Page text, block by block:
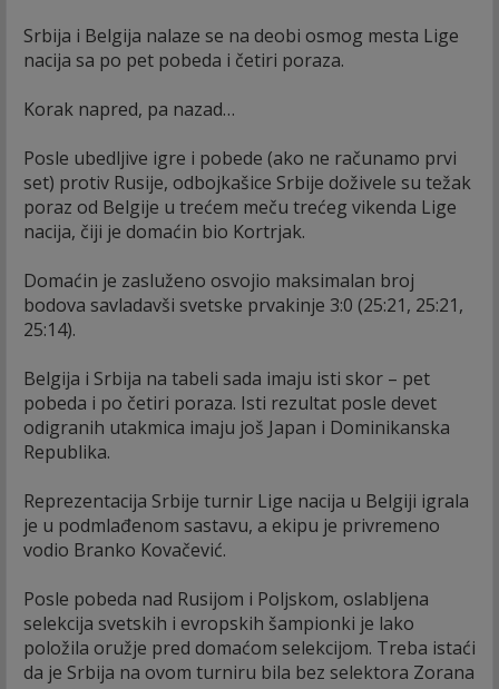
Srbija i Belgija nalaze se na deobi osmog mesta Lige
nacija sa po pet pobeda i četiri poraza.
Korak napred, pa nazad…
Posle ubedljive igre i pobede (ako ne računamo prvi
set) protiv Rusije, odbojkašice Srbije doživele su težak
poraz od Belgije u trećem meču trećeg vikenda Lige
nacija, čiji je domaćin bio Kortrjak.
Domaćin je zasluženo osvojio maksimalan broj
bodova savladavši svetske prvakinje 3:0 (25:21, 25:21,
25:14).
Belgija i Srbija na tabeli sada imaju isti skor – pet
pobeda i po četiri poraza. Isti rezultat posle devet
odigranih utakmica imaju još Japan i Dominikanska
Republika.
Reprezentacija Srbije turnir Lige nacija u Belgiji igrala
je u podmlađenom sastavu, a ekipu je privremeno
vodio Branko Kovačević.
Posle pobeda nad Rusijom i Poljskom, oslabljena
selekcija svetskih i evropskih šampionki je lako
položila oružje pred domaćom selekcijom. Treba istaći
da je Srbija na ovom turniru bila bez selektora Zorana